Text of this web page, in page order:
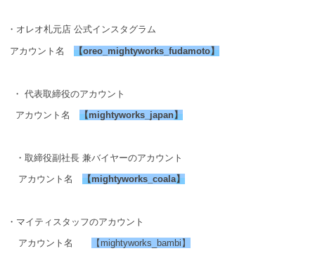
・オレオ札元店 公式インスタグラム
アカウント名 【oreo_mightyworks_fudamoto】
・ 代表取締役のアカウント
アカウント名 【mightyworks_japan】
・取締役副社長 兼バイヤーのアカウント
アカウント名 【mightyworks_coala】
・マイティスタッフのアカウント
アカウント名 【mightyworks_bambi】